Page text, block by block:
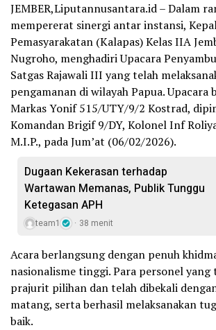
JEMBER,Liputannusantara.id – Dalam
mempererat sinergi antar instansi,
Pemasyarakatan (Kalapas) Kelas IIA
Nugroho, menghadiri Upacara
Satgas Rajawali III yang telah
pengamanan di wilayah Papua. Upacara
Markas Yonif 515/UTY/9/2 Kostrad,
Komandan Brigif 9/DY, Kolonel Inf
M.I.P., pada Jum’at (06/02/2026).
Dugaan Kekerasan terhadap
Wartawan Memanas, Publik Tunggu
Ketegasan APH
team1 38 menit
Acara berlangsung dengan penuh
nasionalisme tinggi. Para personel yang
prajurit pilihan dan telah dibekali
matang, serta berhasil melaksanakan
baik.